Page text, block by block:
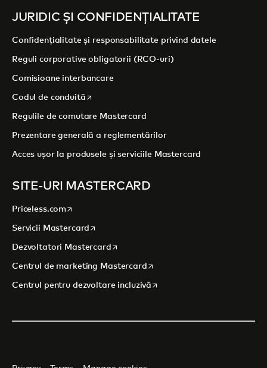
JURIDIC ȘI CONFIDENȚIALITATE
Confidențialitate și responsabilitate privind datele
Reguli corporative obligatorii (RCO-uri)
Comisioane interbancare
Codul de conduităopens in a new tab
Regulile de comutare Mastercard
Prezentare generală a reglementărilor
Acces ușor la produsele și serviciile Mastercard
SITE-URI MASTERCARD
Priceless.comopens in a new tab
Servicii Mastercard opens in a new tab
Dezvoltatori Mastercardopens in a new tab
Centrul de marketing Mastercardopens in a new tab
Centrul pentru dezvoltare incluzivă opens in a new tab